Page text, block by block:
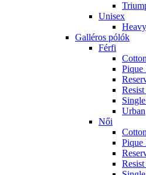
Unisex
Galléros pólók
Férfi
Pique
Urban
Női
Cotton
Pique